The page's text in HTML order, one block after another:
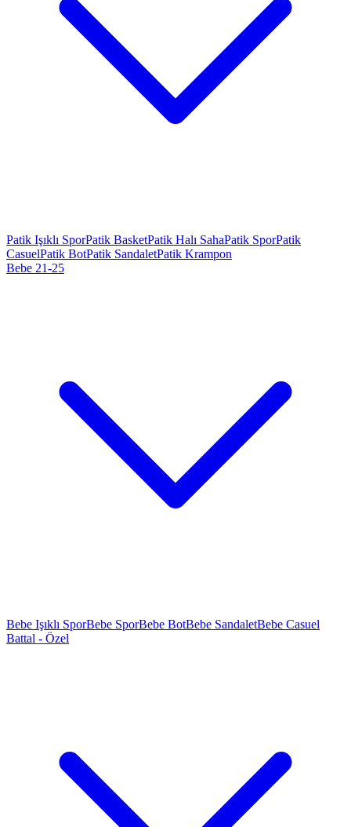
Patik Işıklı SporPatik BasketPatik Halı SahaPatik SporPatik
CasuelPatik BotPatik SandaletPatik Krampon
Bebe 21-25
Bebe Işıklı SporBebe SporBebe BotBebe SandaletBebe Casuel
Battal - Özel